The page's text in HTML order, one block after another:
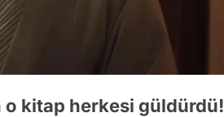
o kitap herkesi güldürdü!